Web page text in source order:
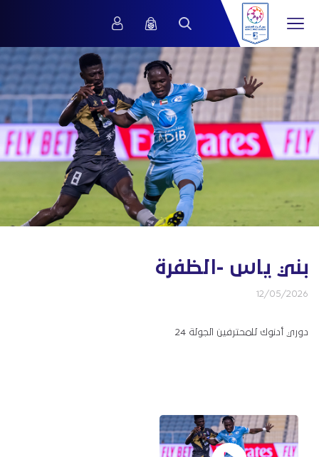
بني ياس -الظفرة
12/05/2026
دوري أدنوك للمحترفين الجولة 24